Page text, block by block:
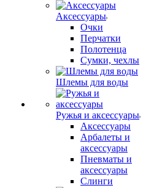
Аксессуары
Очки
Перчатки
Полотенца
Сумки, чехлы
Шлемы для воды
Ружья и аксессуары
Аксессуары
Арбалеты и
аксессуары
Пневматы и
аксессуары
Слинги